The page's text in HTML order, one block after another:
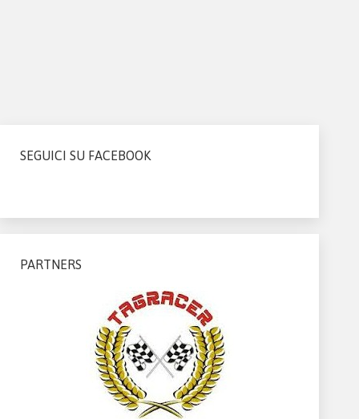
SEGUICI SU FACEBOOK
PARTNERS